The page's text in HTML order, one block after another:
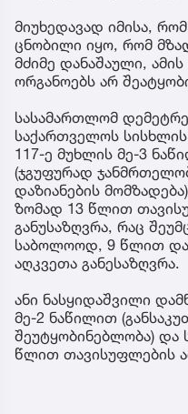
მიუხედავად იმისა,
ცნობილი იყო, რომ
მძიმე დანაშაული,
ორგანოებს არ
სასამართლომ
საქართველოს
117-ე მუხლის მე-3
(ჯგუფურად
დაზიანების
ზომად 13 წლით
განუსაზღვრა, რაც
საბოლოოდ, 9 წლით
აღკვეთა განესაზღვრა.
ანი ნასყიდაშვილი
მე-2 ნაწილით
შეუტყობინებლობა) და
წლით თავისუფლების